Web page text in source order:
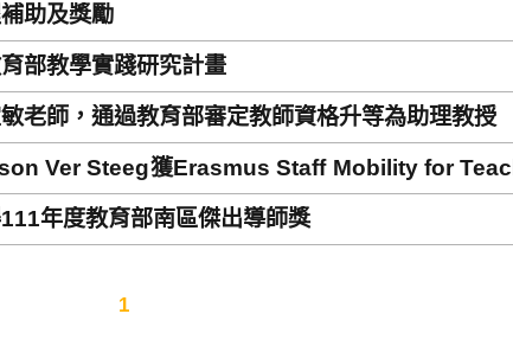
助及獎勵
部教學實踐研究計畫
老師，通過教育部審定教師資格升等為助理教授
Ver Steeg獲Erasmus Staff Mobility for
年度教育部南區傑出導師獎
1